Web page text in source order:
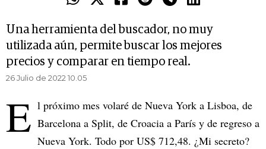
Una herramienta del buscador, no muy
utilizada aún, permite buscar los mejores
precios y comparar en tiempo real.
26 Julio de 2022 10.05
E l próximo mes volaré de Nueva York a Lisboa, de
Barcelona a Split, de Croacia a París y de regreso a
Nueva York. Todo por US$ 712,48. ¿Mi secreto?